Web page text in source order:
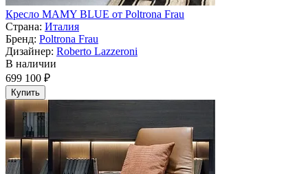
Кресло MAMY BLUE от Poltrona Frau
Страна: Италия
Бренд: Poltrona Frau
Дизайнер: Roberto Lazzeroni
В наличии
699 100 ₽
Купить